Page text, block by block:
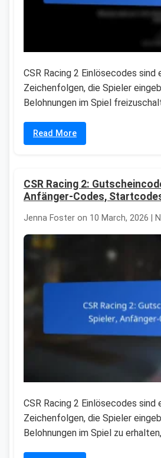
CSR Racing 2 Einlösecodes
Zeichenfolgen, die Spieler
Belohnungen im Spiel
Read More
CSR Racing 2:
Anfänger-Codes,
Jenna Foster on 10 March, 2026 |
CSR Racing 2 Einlösecodes
Zeichenfolgen, die Spieler
Belohnungen im Spiel zu